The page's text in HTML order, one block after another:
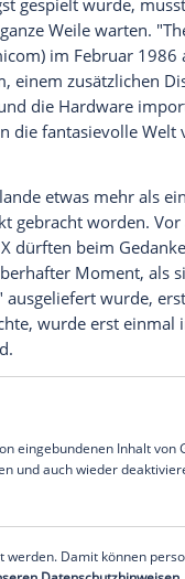
Anleitung
"The Legend of
seit der
erstmals
Zelda sind zu
längst
eine ganze
(Famicom)
System,
Spiel und die
in die
hierzulande